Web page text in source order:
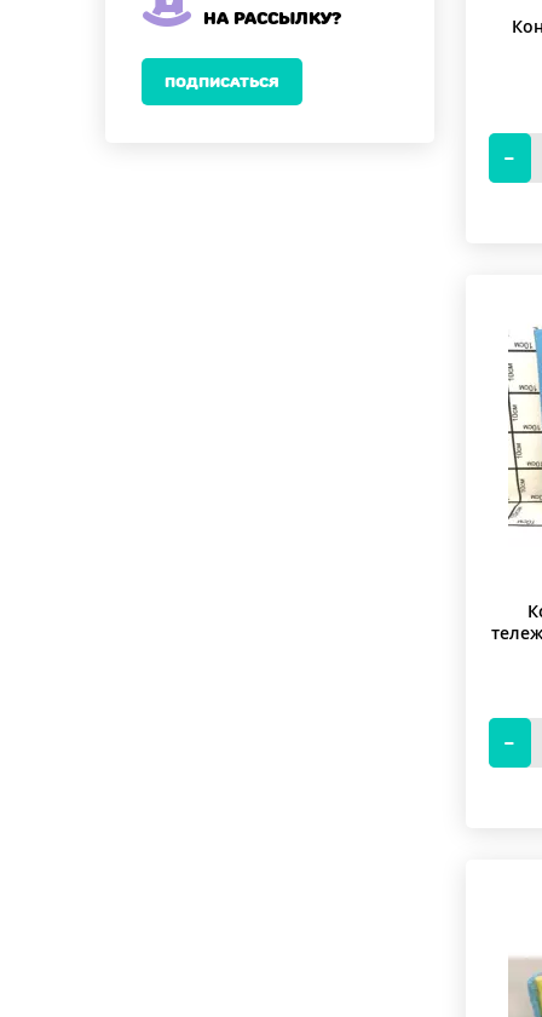
на рассылку?
ПОДПИСАТЬСЯ